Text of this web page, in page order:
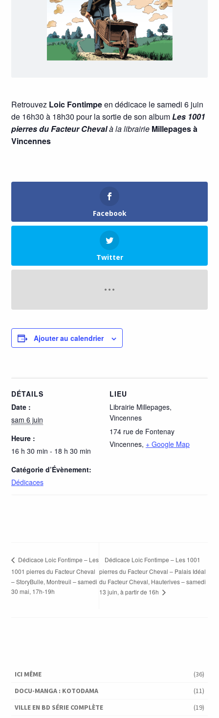
RetrouvezLoic Fontimpeen dédicace le samedi 6 juin
de 16h30 à 18h30 pour la sortie de son albumLes 1001
pierres du Facteur Chevalà la librairieMillepagesà
Vincennes
Facebook
Twitter
Ajouter au calendrier
DÉTAILS
Date :
sam 6 juin
Heure :
16 h 30 min - 18 h 30 min
Catégorie d’Évènement:
Dédicaces
LIEU
Librairie Millepages,
Vincennes
174 rue de Fontenay
Vincennes, + Google Map
Dédicace Loic Fontimpe – Les
1001 pierres du Facteur Cheval
– StoryBulle, Montreuil – samedi
30 mai, 17h-19h
Dédicace Loic Fontimpe – Les 1001
pierres du Facteur Cheval – Palais Idéal
du Facteur Cheval, Hauterives – samedi
13 juin, à partir de 16h
ICI MÊME
(36)
DOCU-MANGA : KOTODAMA
(11)
VILLE EN BD SÉRIE COMPLÈTE
(19)